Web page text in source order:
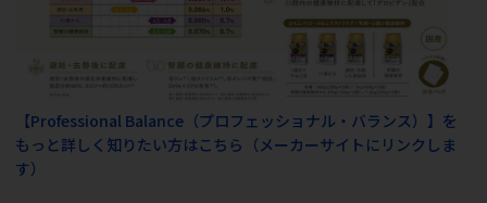
【Professional Balance（プロフェッショナル・バランス）】を
もっと詳しく知りたい方はこちら（メーカーサイトにリンクしま
す）